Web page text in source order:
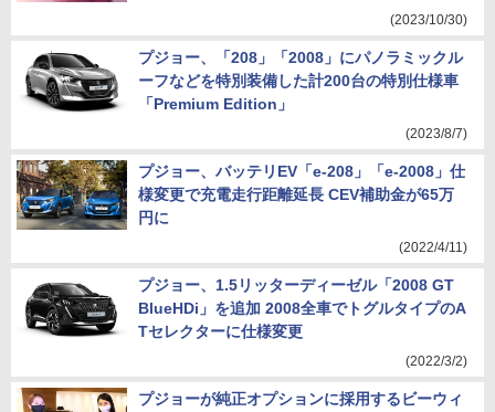
(2023/10/30)
プジョー、「208」「2008」にパノラミックル
ーフなどを特別装備した計200台の特別仕様車
「Premium Edition」
(2023/8/7)
プジョー、バッテリEV「e-208」「e-2008」仕
様変更で充電走行距離延長 CEV補助金が65万
円に
(2022/4/11)
プジョー、1.5リッターディーゼル「2008 GT
BlueHDi」を追加 2008全車でトグルタイプのA
Tセレクターに仕様変更
(2022/3/2)
プジョーが純正オプションに採用するビーウィ